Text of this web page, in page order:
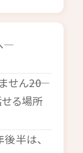
―
ん――20
せる場所
半は、